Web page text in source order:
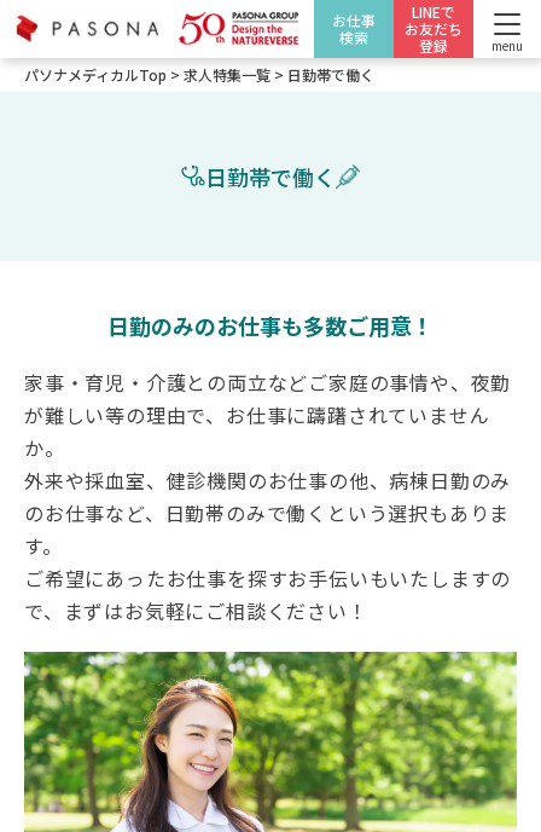
お仕事
検索
LINEで
お友だち
登録
menu
パソナメディカルTop > 求人特集一覧 > 日勤帯で働く
日勤帯で働く
日勤のみのお仕事も多数ご用意！
家事・育児・介護との両立などご家庭の事情や、夜勤
が難しい等の理由で、お仕事に躊躇されていません
か。
外来や採血室、健診機関のお仕事の他、病棟日勤のみ
のお仕事など、日勤帯のみで働くという選択もありま
す。
ご希望にあったお仕事を探すお手伝いもいたしますの
で、まずはお気軽にご相談ください！